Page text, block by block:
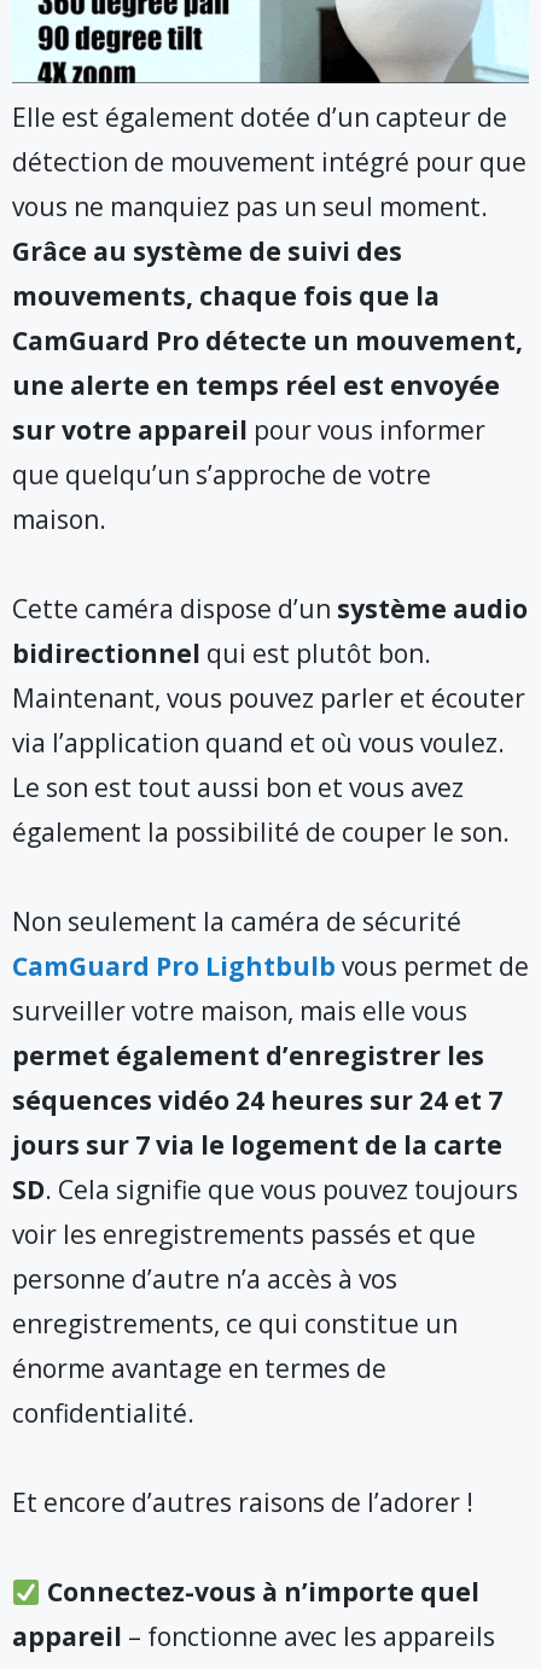
Elle est également dotée d’un capteur de
détection de mouvement intégré pour que
vous ne manquiez pas un seul moment.
Grâce au système de suivi des
mouvements, chaque fois que la
CamGuard Pro détecte un mouvement,
une alerte en temps réel est envoyée
sur votre appareil pour vous informer
que quelqu’un s’approche de votre
maison.
Cette caméra dispose d’un système audio
bidirectionnel qui est plutôt bon.
Maintenant, vous pouvez parler et écouter
via l’application quand et où vous voulez.
Le son est tout aussi bon et vous avez
également la possibilité de couper le son.
Non seulement la caméra de sécurité
CamGuard Pro Lightbulb vous permet de
surveiller votre maison, mais elle vous
permet également d’enregistrer les
séquences vidéo 24 heures sur 24 et 7
jours sur 7 via le logement de la carte
SD. Cela signifie que vous pouvez toujours
voir les enregistrements passés et que
personne d’autre n’a accès à vos
enregistrements, ce qui constitue un
énorme avantage en termes de
confidentialité.
Et encore d’autres raisons de l’adorer !
Connectez-vous à n’importe quel
appareil – fonctionne avec les appareils